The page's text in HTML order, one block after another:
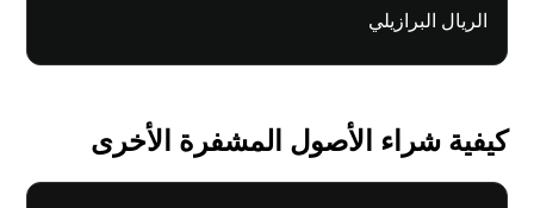
الريال البرازيلي
كيفية شراء الأصول المشفرة الأخرى